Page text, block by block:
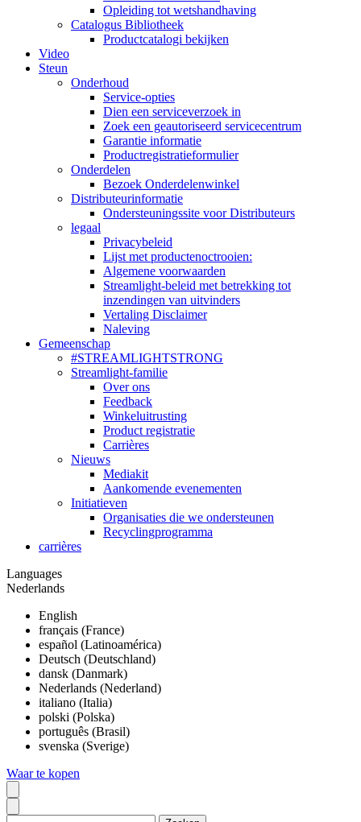
Opleiding tot wetshandhaving
Catalogus Bibliotheek
Productcatalogi bekijken
Video
Steun
Onderhoud
Service-opties
Dien een serviceverzoek in
Zoek een geautoriseerd servicecentrum
Garantie informatie
Productregistratieformulier
Onderdelen
Bezoek Onderdelenwinkel
Distributeurinformatie
Ondersteuningssite voor Distributeurs
legaal
Privacybeleid
Lijst met productenoctrooien:
Algemene voorwaarden
Streamlight-beleid met betrekking tot
inzendingen van uitvinders
Vertaling Disclaimer
Naleving
Gemeenschap
#STREAMLIGHTSTRONG
Streamlight-familie
Over ons
Feedback
Winkeluitrusting
Product registratie
Carrières
Nieuws
Mediakit
Aankomende evenementen
Initiatieven
Organisaties die we ondersteunen
Recyclingprogramma
carrières
Languages
Nederlands
English
français (France)
español (Latinoamérica)
Deutsch (Deutschland)
dansk (Danmark)
Nederlands (Nederland)
italiano (Italia)
polski (Polska)
português (Brasil)
svenska (Sverige)
Waar te kopen